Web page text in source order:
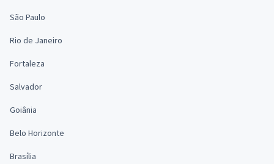
São Paulo
Rio de Janeiro
Fortaleza
Salvador
Goiânia
Belo Horizonte
Brasília